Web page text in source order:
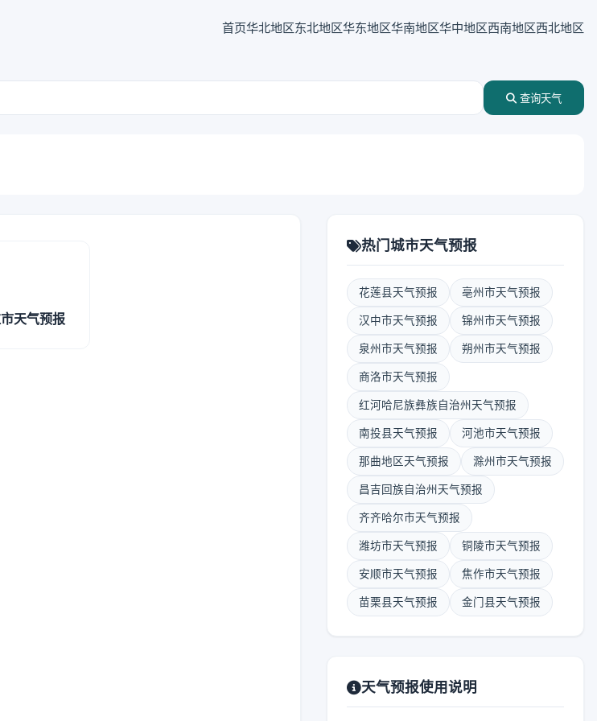
首页华北地区东北地区华东地区华南地区华中地区西南地区西北地区
查询天气
天气预报
热门城市天气预报
花莲县天气预报 亳州市天气预报
汉中市天气预报 锦州市天气预报
泉州市天气预报 朔州市天气预报
商洛市天气预报
红河哈尼族彝族自治州天气预报
南投县天气预报 河池市天气预报
那曲地区天气预报 滁州市天气预报
昌吉回族自治州天气预报
齐齐哈尔市天气预报
潍坊市天气预报 铜陵市天气预报
安顺市天气预报 焦作市天气预报
苗栗县天气预报 金门县天气预报
天气预报使用说明